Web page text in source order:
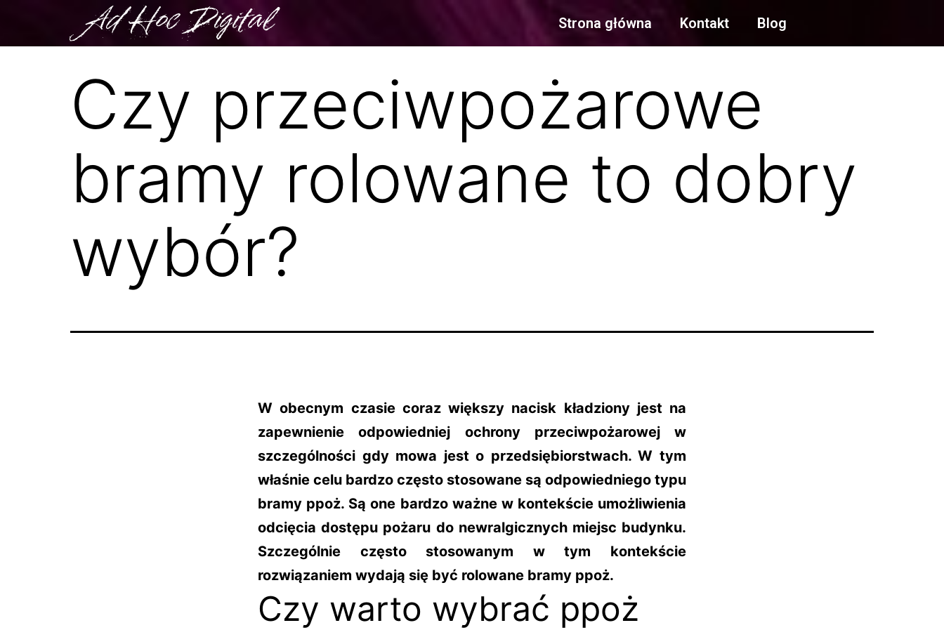
Ad Hoc Digital Strona główna Kontakt Blog
Czy przeciwpożarowe
bramy rolowane to dobry
wybór?
W obecnym czasie coraz większy nacisk kładziony jest na
zapewnienie odpowiedniej ochrony przeciwpożarowej w
szczególności gdy mowa jest o przedsiębiorstwach. W tym
właśnie celu bardzo często stosowane są odpowiedniego typu
bramy ppoż. Są one bardzo ważne w kontekście umożliwienia
odcięcia dostępu pożaru do newralgicznych miejsc budynku.
Szczególnie często stosowanym w tym kontekście
rozwiązaniem wydają się być rolowane bramy ppoż.
Czy warto wybrać ppoż